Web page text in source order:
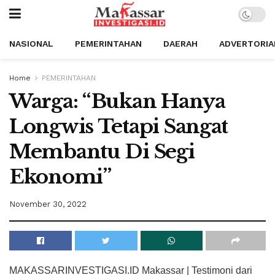
NASIONAL PEMERINTAHAN DAERAH
Home PEMERINTAHAN
Warga: “Bukan Hanya
Longwis Tetapi Sangat
Membantu Di Segi
Ekonomi”
November 30, 2022
MAKASSARINVESTIGASI.ID Makassar | Testimoni dari